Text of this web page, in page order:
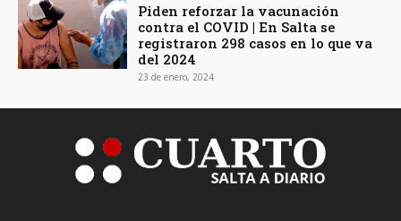
Piden reforzar la vacunación
contra el COVID | En Salta se
registraron 298 casos en lo que va
del 2024
23 de enero, 2024